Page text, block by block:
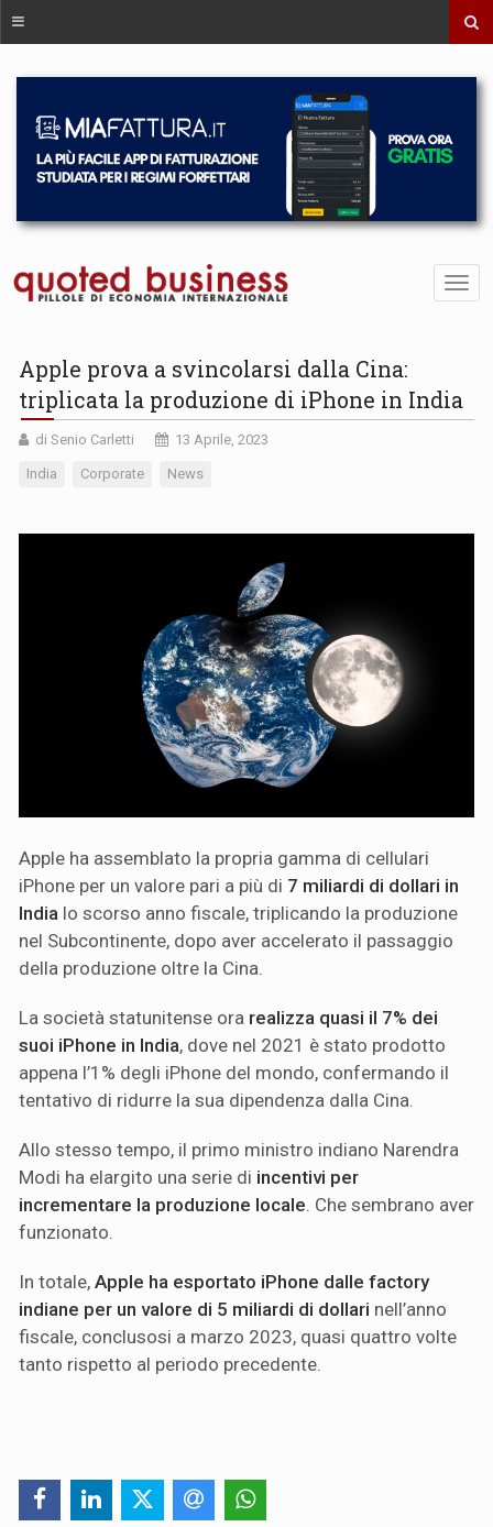
Apple prova a svincolarsi dalla Cina:
triplicata la produzione di iPhone in India
di Senio Carletti 13 Aprile, 2023
India Corporate News
Apple ha assemblato la propria gamma di cellulari
iPhone per un valore pari a più di 7 miliardi di dollari in
India lo scorso anno fiscale, triplicando la produzione
nel Subcontinente, dopo aver accelerato il passaggio
della produzione oltre la Cina.
La società statunitense ora realizza quasi il 7% dei
suoi iPhone in India, dove nel 2021 è stato prodotto
appena l’1% degli iPhone del mondo, confermando il
tentativo di ridurre la sua dipendenza dalla Cina.
Allo stesso tempo, il primo ministro indiano Narendra
Modi ha elargito una serie di incentivi per
incrementare la produzione locale. Che sembrano aver
funzionato.
In totale, Apple ha esportato iPhone dalle factory
indiane per un valore di 5 miliardi di dollari nell’anno
fiscale, conclusosi a marzo 2023, quasi quattro volte
tanto rispetto al periodo precedente.